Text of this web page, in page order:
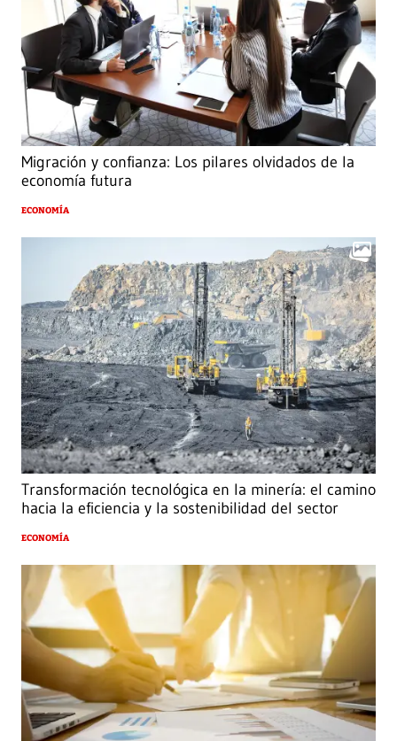
Migración y confianza: Los pilares olvidados de la
economía futura
ECONOMÍA
Transformación tecnológica en la minería: el camino
hacia la eficiencia y la sostenibilidad del sector
ECONOMÍA